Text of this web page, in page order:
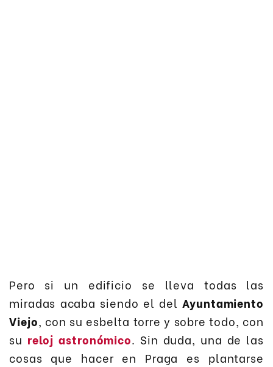
Pero si un edificio se lleva todas las
miradas acaba siendo el delAyuntamiento
Viejo, con su esbelta torre y sobre todo, con
su reloj astronómico. Sin duda, una de las
cosas que hacer en Praga es plantarse